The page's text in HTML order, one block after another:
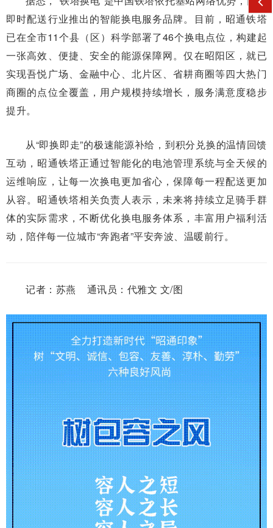
即时配送行业推出的智能换电服务品牌。目前，昭通铁塔
已在全市11个县（区）科学部署了46个换电点位，构建起
一张高效、便捷、安全的能源保障网。仅在昭阳区，就已
实现吾悦广场、金融中心、北片区、省耕商圈等四大热门
商圈的点位全覆盖，用户规模持续增长，服务满意度稳步
提升。
从“即换即走”的极速能源补给，到积分兑换的温情回馈
互动，昭通铁塔正通过智能化的电池管理系统与全天候的
运维响应，让每一次换电更加省心，保障每一程配送更加
从容。昭通铁塔相关负责人表示，未来将持续立足骑手群
体的实际需求，不断优化换电服务体系，丰富用户福利活
动，陪伴每一位城市“奔跑者”平安奔波、温暖前行。
记者：苏燕 通讯员：代雅文 文/图